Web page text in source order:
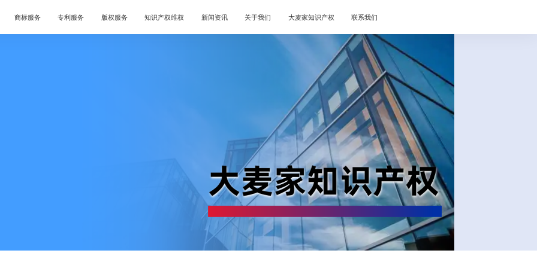
商标服务 专利服务 版权服务 知识产权维权 新闻资讯 关于我们 大麦家知识产权 联系我们